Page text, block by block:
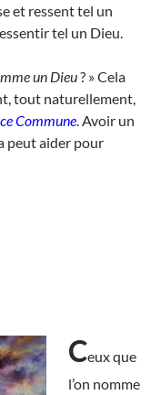
et ressent tel un
tel un Dieu.
un Dieu? » Cela
tout naturellement,
Commune . Avoir un
peut aider pour
Ceux que
l’on nomme